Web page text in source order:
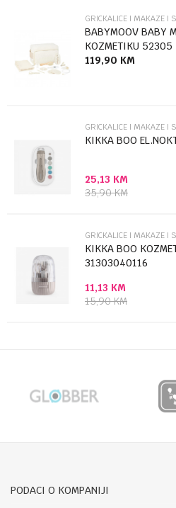
Poruka
Anti-spam zaštita - izračunajte koliko
GRICKALICE I MAKAZE I
BABYMOOV BABY
KOZMETIKU 52305
119,90 KM
GRICKALICE I MAKAZE I
KIKKA BOO
25,13 KM
35,90KM
GRICKALICE I MAKAZE I
KIKKA BOO
31303040116
11,13 KM
15,90KM
PODACI O KOMPANIJI